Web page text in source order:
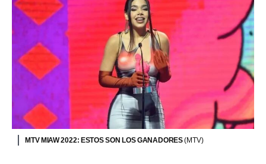
MTV MIAW 2022: ESTOS SON LOS GANADORES(MTV)